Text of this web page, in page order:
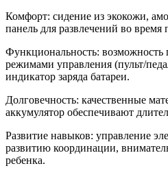
Комфорт: сидение из экокожи,
панель для развлечений во время
Функциональность:
режимами управления (пульт/
индикатор заряда батареи.
Долговечность: качественные
аккумулятор обеспечивают
Развитие навыков: управление
развитию координации,
ребенка.